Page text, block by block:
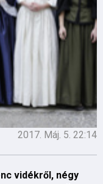
2017. Máj. 5. 22:14
vidékről, négy